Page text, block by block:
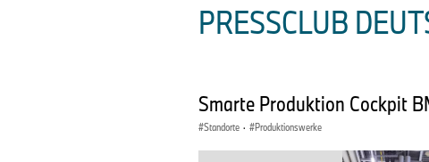
PRESSCLUB
Smarte Produktion Cockpit
Standorte · Produktionswerke